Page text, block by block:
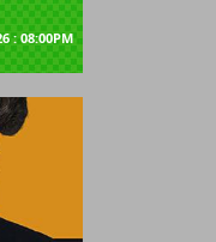
: 08:00PM